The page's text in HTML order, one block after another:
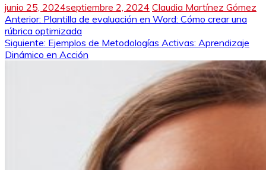
junio 25, 2024septiembre 2, 2024 Claudia Martínez Gómez
Navegación
de
entradas
Anterior: Plantilla de evaluación en Word: Cómo crear una
rúbrica optimizada
Siguiente: Ejemplos de Metodologías Activas: Aprendizaje
Dinámico en Acción